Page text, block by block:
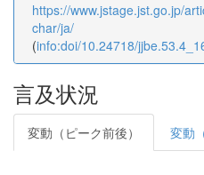
https://www.jstage.jst.go.jp/
char/ja/
(info:doi/10.24718/
言及状況
変動（ピーク前後） 変動